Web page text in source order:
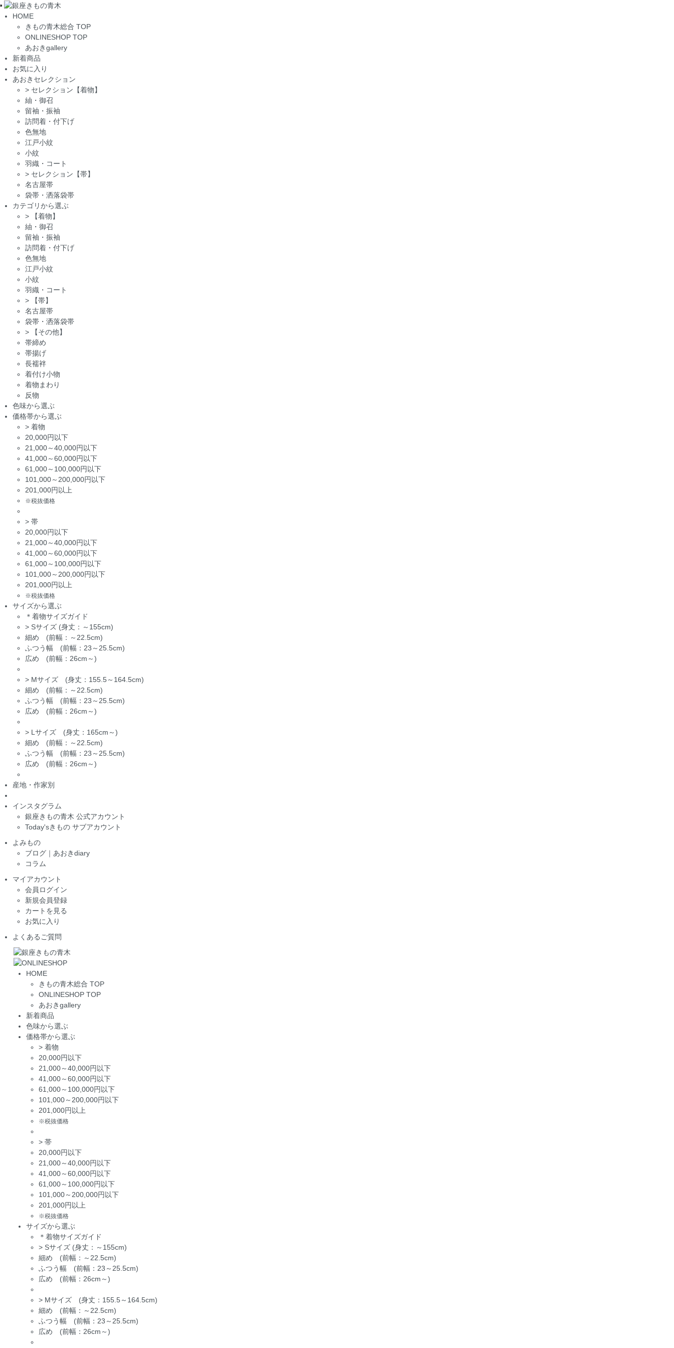
Toggle
navigation
HOME
きもの青木総合 TOP
ONLINESHOP TOP
あおきgallery
新着商品
お気に入り
あおきセレクション
> セレクション【着物】
紬・御召
留袖・振袖
訪問着・付下げ
色無地
江戸小紋
小紋
羽織・コート
> セレクション【帯】
名古屋帯
袋帯・洒落袋帯
カテゴリから選ぶ
>
【着物】
紬・御召
留袖・振袖
訪問着・付下げ
色無地
江戸小紋
小紋
羽織・コート
>
【帯】
名古屋帯
袋帯・洒落袋帯
>
【その他】
帯締め
帯揚げ
長襦袢
着付け小物
着物まわり
反物
色味から選ぶ
価格帯から選ぶ
> 着物
20,000円以下
21,000～40,000円以下
41,000～60,000円以下
61,000～100,000円以下
101,000～200,000円以下
201,000円以上
※税抜価格
> 帯
20,000円以下
21,000～40,000円以下
41,000～60,000円以下
61,000～100,000円以下
101,000～200,000円以下
201,000円以上
※税抜価格
サイズから選ぶ
＊着物サイズガイド
> Sサイズ (身丈：～155cm)
細め (前幅：～22.5cm)
ふつう幅 (前幅：23～25.5cm)
広め (前幅：26cm～)
> Mサイズ (身丈：155.5～164.5cm)
細め (前幅：～22.5cm)
ふつう幅 (前幅：23～25.5cm)
広め (前幅：26cm～)
> Lサイズ (身丈：165cm～)
細め (前幅：～22.5cm)
ふつう幅 (前幅：23～25.5cm)
広め (前幅：26cm～)
産地・作家別
インスタグラム
銀座きもの青木 公式アカウント
Today'sきもの サブアカウント
よみもの
ブログ｜あおきdiary
コラム
マイアカウント
会員ログイン
新規会員登録
カートを見る
お気に入り
よくあるご質問
HOME
きもの青木総合 TOP
ONLINESHOP TOP
あおきgallery
新着商品
色味から選ぶ
価格帯から選ぶ
> 着物
20,000円以下
21,000～40,000円以下
41,000～60,000円以下
61,000～100,000円以下
101,000～200,000円以下
201,000円以上
※税抜価格
> 帯
20,000円以下
21,000～40,000円以下
41,000～60,000円以下
61,000～100,000円以下
101,000～200,000円以下
201,000円以上
※税抜価格
サイズから選ぶ
＊着物サイズガイド
> Sサイズ (身丈：～155cm)
細め (前幅：～22.5cm)
ふつう幅 (前幅：23～25.5cm)
広め (前幅：26cm～)
> Mサイズ (身丈：155.5～164.5cm)
細め (前幅：～22.5cm)
ふつう幅 (前幅：23～25.5cm)
広め (前幅：26cm～)